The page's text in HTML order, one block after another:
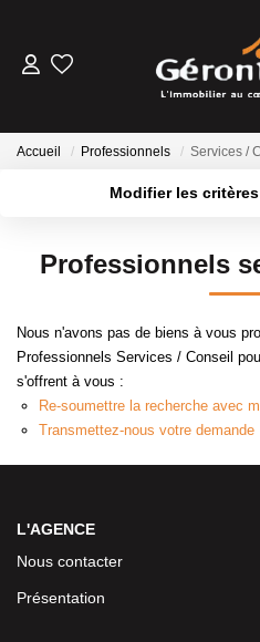
Accueil Professionnels Services /
Modifier les
Type de bien
Budget max
Professionnels
Nous n'avons pas de biens à vous
Professionnels Services / Conseil
s'offrent à vous :
Re-soumettre la recherche avec
Transmettez-nous votre demande
L'AGENCE
Nous contacter
Présentation